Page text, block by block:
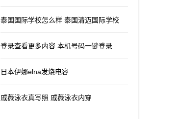
泰国国际学校怎么样 泰国清迈国际学校
登录查看更多内容 本机号码一键登录
日本伊娜elna发烧电容
戚薇泳衣真写照 戚薇泳衣内穿